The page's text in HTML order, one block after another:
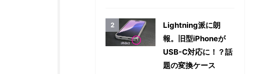
Lightning派に朗
報。旧型iPhoneが
USB-C対応に！？話
題の変換ケース